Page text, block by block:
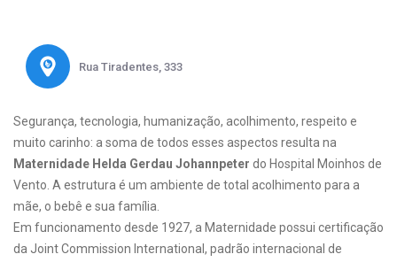
Rua Tiradentes, 333
Segurança, tecnologia, humanização, acolhimento, respeito e
muito carinho: a soma de todos esses aspectos resulta na
Maternidade Helda Gerdau Johannpeter do Hospital Moinhos de
Vento. A estrutura é um ambiente de total acolhimento para a
mãe, o bebê e sua família.
Em funcionamento desde 1927, a Maternidade possui certificação
da Joint Commission International, padrão internacional de